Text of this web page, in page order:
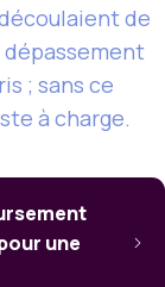
de
; sans ce
à charge.
une